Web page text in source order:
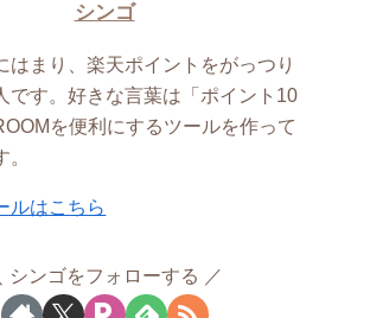
シンゴ
はまり、楽天ポイントをがっつり
です。好きな言葉は「ポイント10
を便利にするツールを作って
ルはこちら
シンゴをフォローする